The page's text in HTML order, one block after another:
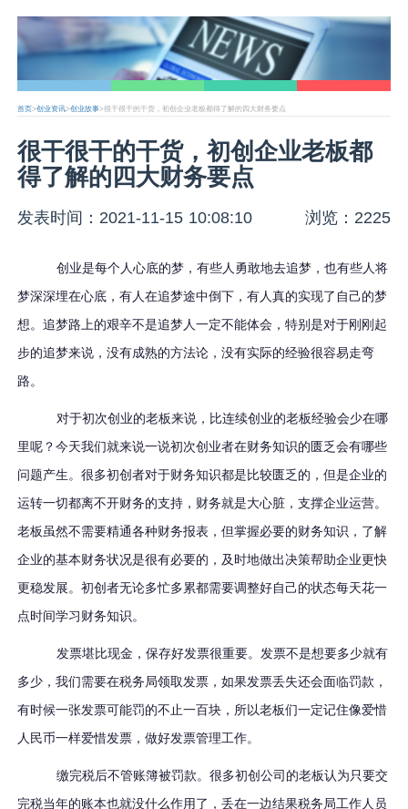
首页>创业资讯>创业故事>很干很干的干货，初创企业老板都得了解的四大财务要点
很干很干的干货，初创企业老板都
得了解的四大财务要点
发表时间：2021-11-15 10:08:10 浏览：2225
创业是每个人心底的梦，有些人勇敢地去追梦，也有些人将
梦深深埋在心底，有人在追梦途中倒下，有人真的实现了自己的梦
想。追梦路上的艰辛不是追梦人一定不能体会，特别是对于刚刚起
步的追梦来说，没有成熟的方法论，没有实际的经验很容易走弯
路。
对于初次创业的老板来说，比连续创业的老板经验会少在哪
里呢？今天我们就来说一说初次创业者在财务知识的匮乏会有哪些
问题产生。很多初创者对于财务知识都是比较匮乏的，但是企业的
运转一切都离不开财务的支持，财务就是大心脏，支撑企业运营。
老板虽然不需要精通各种财务报表，但掌握必要的财务知识，了解
企业的基本财务状况是很有必要的，及时地做出决策帮助企业更快
更稳发展。初创者无论多忙多累都需要调整好自己的状态每天花一
点时间学习财务知识。
发票堪比现金，保存好发票很重要。发票不是想要多少就有
多少，我们需要在税务局领取发票，如果发票丢失还会面临罚款，
有时候一张发票可能罚的不止一百块，所以老板们一定记住像爱惜
人民币一样爱惜发票，做好发票管理工作。
缴完税后不管账簿被罚款。很多初创公司的老板认为只要交
完税当年的账本也就没什么作用了，丢在一边结果税务局工作人员